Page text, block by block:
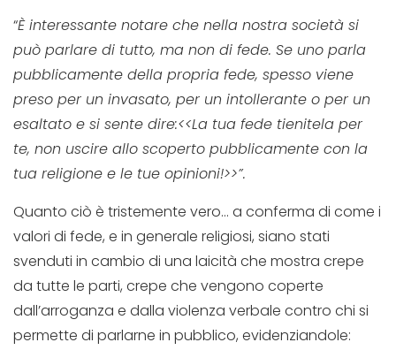
“È interessante notare che nella nostra società si
può parlare di tutto, ma non di fede. Se uno parla
pubblicamente della propria fede, spesso viene
preso per un invasato, per un intollerante o per un
esaltato e si sente dire:<<La tua fede tienitela per
te, non uscire allo scoperto pubblicamente con la
tua religione e le tue opinioni!>>”.
Quanto ciò è tristemente vero… a conferma di come i
valori di fede, e in generale religiosi, siano stati
svenduti in cambio di una laicità che mostra crepe
da tutte le parti, crepe che vengono coperte
dall’arroganza e dalla violenza verbale contro chi si
permette di parlarne in pubblico, evidenziandole: